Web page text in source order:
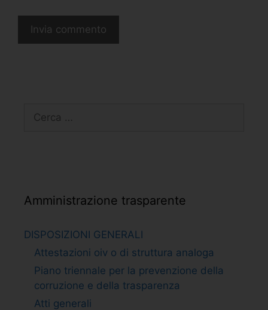
Amministrazione trasparente
DISPOSIZIONI GENERALI
Attestazioni oiv o di struttura analoga
Piano triennale per la prevenzione della
corruzione e della trasparenza
Atti generali